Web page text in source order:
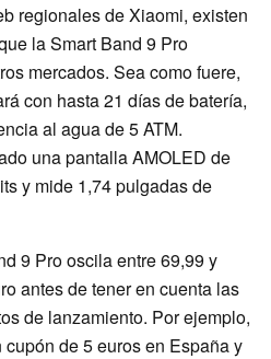
regionales de Xiaomi, existen
la Smart Band 9 Pro
mercados. Sea como fuere,
con hasta 21 días de batería,
al agua de 5 ATM.
una pantalla AMOLED de
y mide 1,74 pulgadas de
9 Pro oscila entre 69,99 y
antes de tener en cuenta las
de lanzamiento. Por ejemplo,
de 5 euros en España y